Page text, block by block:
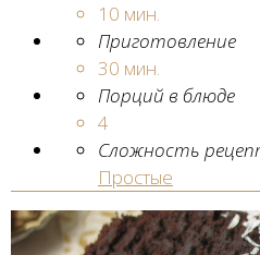
10 мин.
Приготовление
30 мин.
Порций в блюде
4
Сложность
Простые